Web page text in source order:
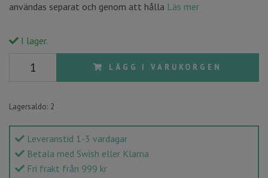
användas separat och genom att hålla Läs mer
I lager.
LÄGG I VARUKORGEN
Lagersaldo: 2
Leveranstid 1-3 vardagar
Betala med Swish eller Klarna
Fri frakt från 999 kr